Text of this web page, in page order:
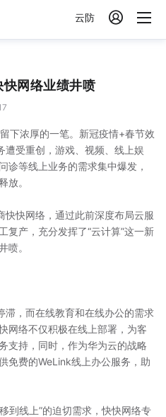
云防 
网络业绩井喷
浓厚的一笔。新冠疫情+春节效
遭受重创，游戏、视频、线上娱
诊等线上业务的需求集中爆发，
放。
快网络，通过此前深度布局云服
复产，充分发挥了“云计算”这一新
喷。
，而在线教育和在线办公的需求
网络不仅积极在线上部署，为客
支持，同时，作为华为云的战略
免费的WeLink线上办公服务，助
线上”的迫切需求，快快网络专